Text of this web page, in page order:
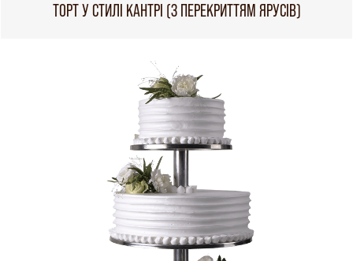
ТОРТ У СТИЛІ КАНТРІ (З ПЕРЕКРИТТЯМ ЯРУСІВ)